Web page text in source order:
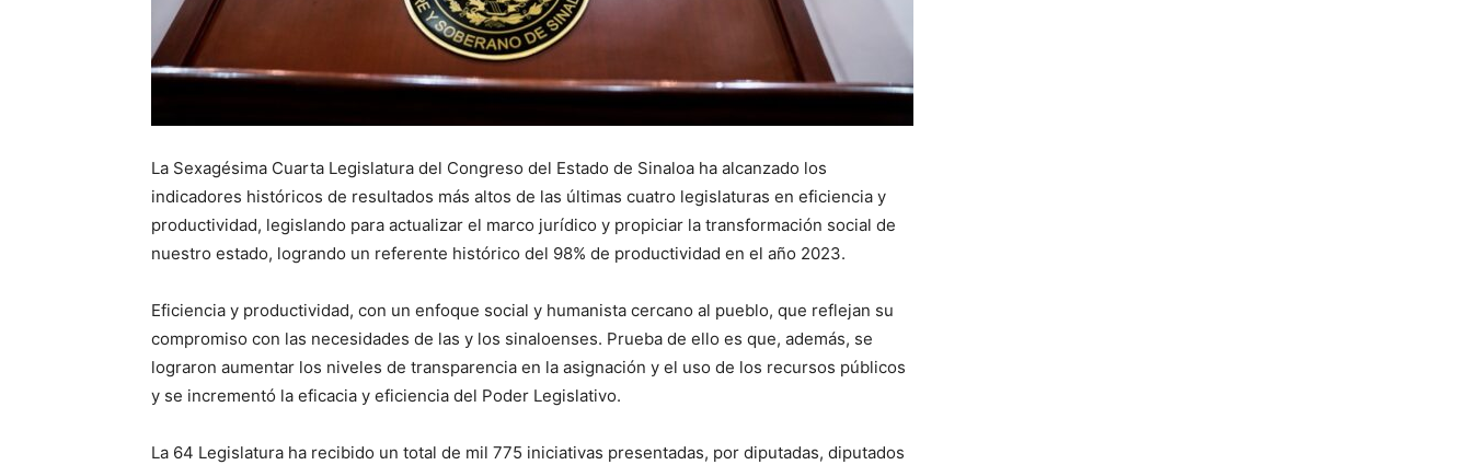
La Sexagésima Cuarta Legislatura del Congreso del Estado de Sinaloa ha alcanzado los
indicadores históricos de resultados más altos de las últimas cuatro legislaturas en eficiencia y
productividad, legislando para actualizar el marco jurídico y propiciar la transformación social de
nuestro estado, logrando un referente histórico del 98% de productividad en el año 2023.
Eficiencia y productividad, con un enfoque social y humanista cercano al pueblo, que reflejan su
compromiso con las necesidades de las y los sinaloenses. Prueba de ello es que, además, se
lograron aumentar los niveles de transparencia en la asignación y el uso de los recursos públicos
y se incrementó la eficacia y eficiencia del Poder Legislativo.
La 64 Legislatura ha recibido un total de mil 775 iniciativas presentadas, por diputadas, diputados